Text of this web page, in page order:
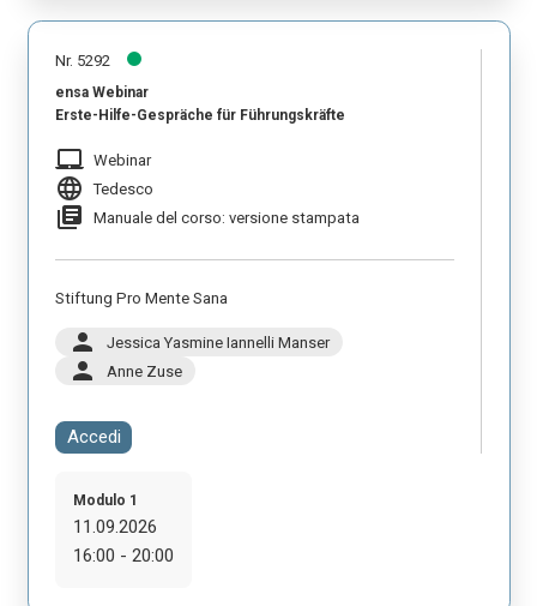
Nr. 5292
ensa Webinar
Erste-Hilfe-Gespräche für Führungskräfte
laptop_mac Webinar
language Tedesco
library_books Manuale del corso: versione stampata
Stiftung Pro Mente Sana
person Jessica Yasmine Iannelli Manser
person Anne Zuse
Accedi
Modulo 1
11.09.2026
16:00 - 20:00